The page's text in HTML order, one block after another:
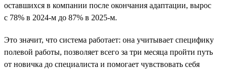
оставшихся в компании после окончания адаптации, вырос
с 78% в 2024-м до 87% в 2025-м.
Это значит, что система работает: она учитывает специфику
полевой работы, позволяет всего за три месяца пройти путь
от новичка до специалиста и помогает чувствовать себя